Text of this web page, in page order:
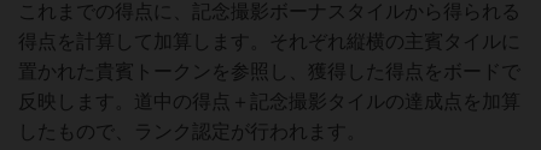
これまでの得点に、記念撮影ボーナスタイルから得られる
得点を計算して加算します。それぞれ縦横の主賓タイルに
置かれた貴賓トークンを参照し、獲得した得点をボードで
反映します。道中の得点＋記念撮影タイルの達成点を加算
したもので、ランク認定が行われます。